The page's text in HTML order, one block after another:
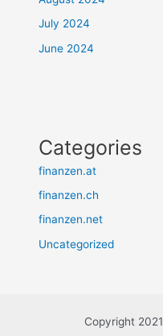
July 2024
June 2024
Categories
finanzen.at
finanzen.ch
finanzen.net
Uncategorized
Copyright